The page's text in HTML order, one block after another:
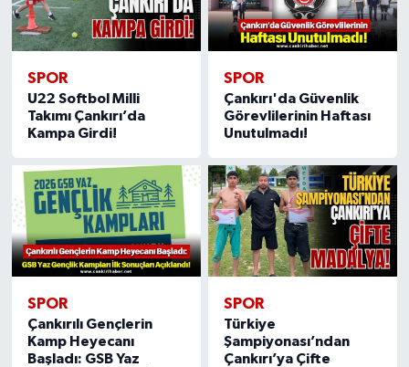
SPOR
U22 Softbol Milli
Takımı Çankırı’da
Kampa Girdi!
SPOR
Çankırı'da Güvenlik
Görevlilerinin Haftası
Unutulmadı!
SPOR
Çankırılı Gençlerin
Kamp Heyecanı
Başladı: GSB Yaz
SPOR
Türkiye
Şampiyonası’ndan
Çankırı’ya Çifte